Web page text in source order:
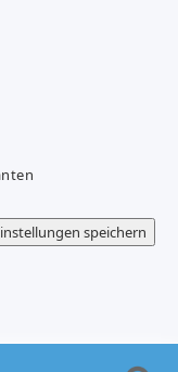
speichern